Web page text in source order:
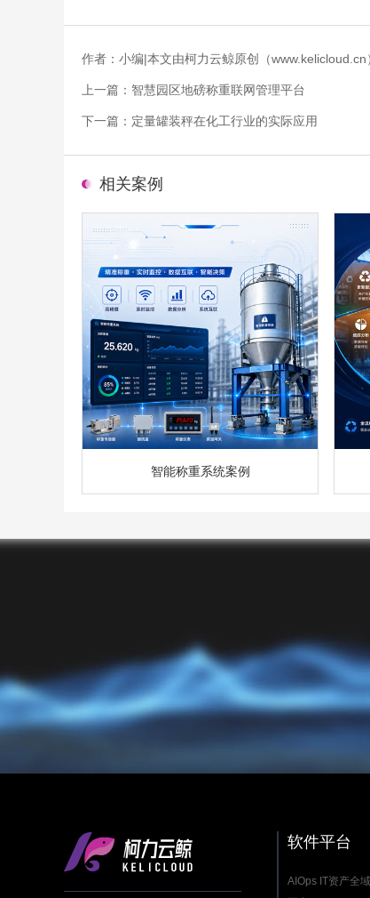
作者：小编|本文由柯力云鲸原创（
上一篇： 智慧园区地磅称重联网管理平台
下一篇： 定量罐装秤在化工行业的实际应用
相关案例
智能称重系统案例
软件平台
AIOps IT资产全